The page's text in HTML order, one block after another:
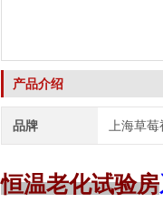
产品介绍
品牌 上海草
恒温老化试验房